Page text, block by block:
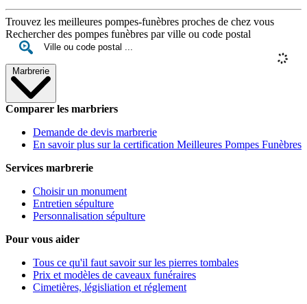
Trouvez les meilleures pompes-funèbres proches de chez vous
Rechercher des pompes funèbres par ville ou code postal
Marbrerie
Comparer les marbriers
Demande de devis marbrerie
En savoir plus sur la certification Meilleures Pompes Funèbres
Services marbrerie
Choisir un monument
Entretien sépulture
Personnalisation sépulture
Pour vous aider
Tous ce qu'il faut savoir sur les pierres tombales
Prix et modèles de caveaux funéraires
Cimetières, législiation et réglement